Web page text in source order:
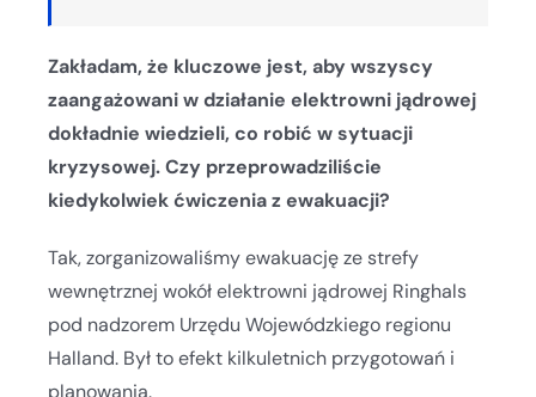
Zakładam, że kluczowe jest, aby wszyscy
zaangażowani w działanie elektrowni jądrowej
dokładnie wiedzieli, co robić w sytuacji
kryzysowej. Czy przeprowadziliście
kiedykolwiek ćwiczenia z ewakuacji?
Tak, zorganizowaliśmy ewakuację ze strefy
wewnętrznej wokół elektrowni jądrowej Ringhals
pod nadzorem Urzędu Wojewódzkiego regionu
Halland. Był to efekt kilkuletnich przygotowań i
planowania.